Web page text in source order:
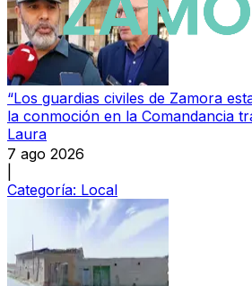
“Los guardias civiles de Zamora
la conmoción en la Comandancia
Laura
7 ago 2026
Categoría: Local